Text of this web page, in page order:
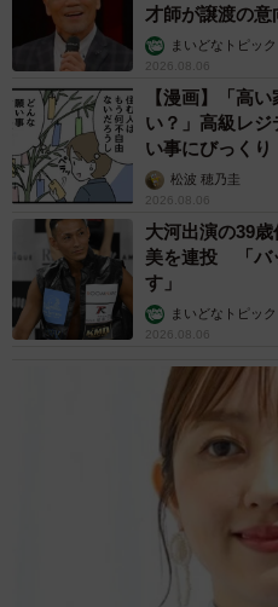
才師が譲渡の意
まいどなトピック
2026.08.06
【漫画】「高
い？」高級レ
い事にびっく
松波 穂乃圭
2026.08.06
大河出演の39
美を連投 「バ
す」
まいどなトピック
2026.08.06